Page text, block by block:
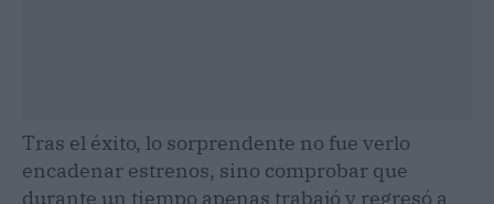
Tras el éxito, lo sorprendente no fue verlo
encadenar estrenos, sino comprobar que
durante un tiempo apenas trabajó y regresó a